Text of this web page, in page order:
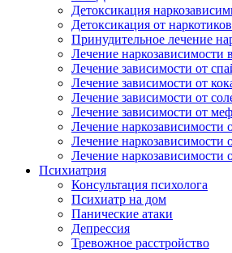
Детоксикация
Детоксикация от наркотиков
Принудительное лечение
Лечение наркозависимости
Лечение зависимости от
Лечение зависимости от
Лечение зависимости от
Лечение зависимости от
Лечение наркозависимости
Лечение наркозависимости
Лечение наркозависимости
Психиатрия
Консультация психолога
Психиатр на дом
Панические атаки
Депрессия
Тревожное расстройство